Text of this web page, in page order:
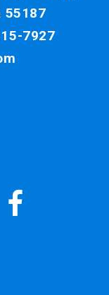
55187
7927